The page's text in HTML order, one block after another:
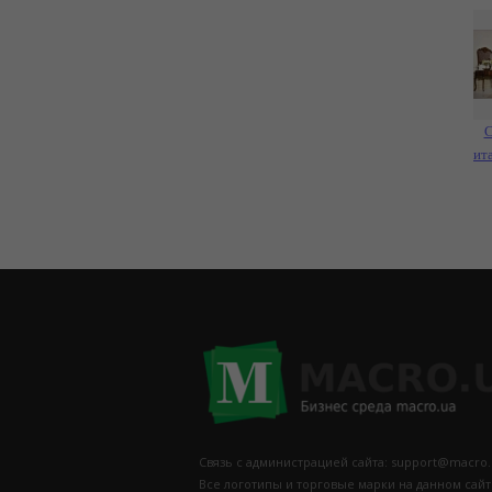
Связь с администрацией сайта:
Все логотипы и торговые марки на данном